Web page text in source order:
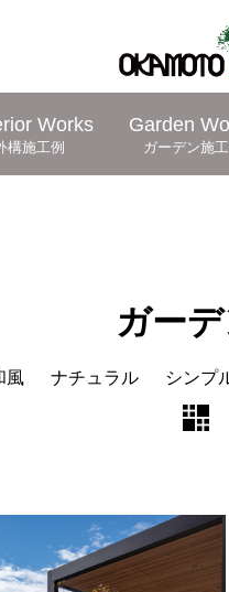
Works
構施工例
Garden
ガーデン施
ガー
風 ナチュラル シンプ